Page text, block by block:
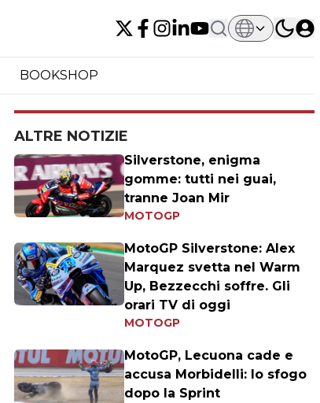
BOOKSHOP
ALTRE NOTIZIE
Silverstone, enigma
gomme: tutti nei guai,
tranne Joan Mir
MOTOGP
MotoGP Silverstone: Alex
Marquez svetta nel Warm
Up, Bezzecchi soffre. Gli
orari TV di oggi
MOTOGP
MotoGP, Lecuona cade e
accusa Morbidelli: lo sfogo
dopo la Sprint